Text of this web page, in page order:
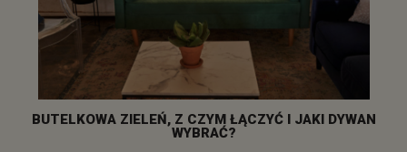
BUTELKOWA ZIELEŃ, Z CZYM ŁĄCZYĆ I JAKI DYWAN
WYBRAĆ?